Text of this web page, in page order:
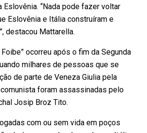
Eslovênia. “Nada pode fazer voltar
Eslovênia e Itália construíram e
destacou Mattarella.
ocorreu após o fim da Segunda
milhares de pessoas que se
de parte de Veneza Giulia pela
foram assassinadas pelo
Josip Broz Tito.
com ou sem vida em poços